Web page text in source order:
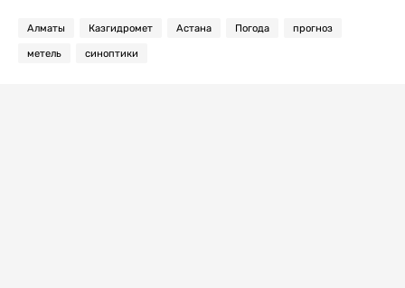
Алматы Казгидромет Астана Погода прогноз
метель синоптики